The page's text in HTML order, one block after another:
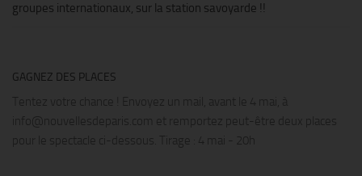
groupes internationaux, sur la station savoyarde !!
GAGNEZ DES PLACES
Tentez votre chance ! Envoyez un mail, avant le 4 mai, à
info@nouvellesdeparis.com et remportez peut-être deux places
pour le spectacle ci-dessous. Tirage : 4 mai - 20h